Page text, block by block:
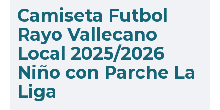
Camiseta Futbol
Rayo Vallecano
Local 2025/2026
Niño con Parche La
Liga